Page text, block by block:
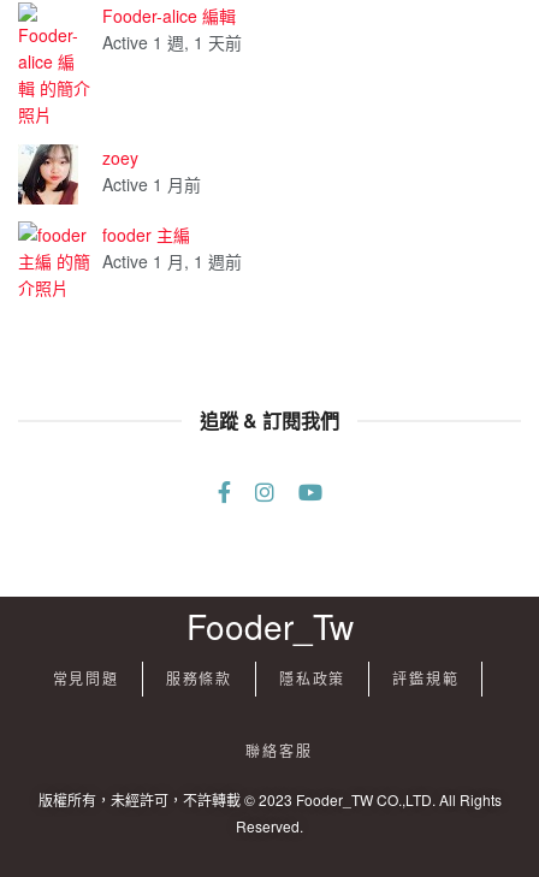
Fooder-alice 編輯
Active 1 週, 1 天前
zoey
Active 1 月前
fooder 主編
Active 1 月, 1 週前
追蹤 & 訂閱我們
Fooder_Tw
常見問題 服務條款 隱私政策 評鑑規範
聯絡客服
版權所有，未經許可，不許轉載 © 2023 Fooder_TW CO.,LTD. All Rights
Reserved.